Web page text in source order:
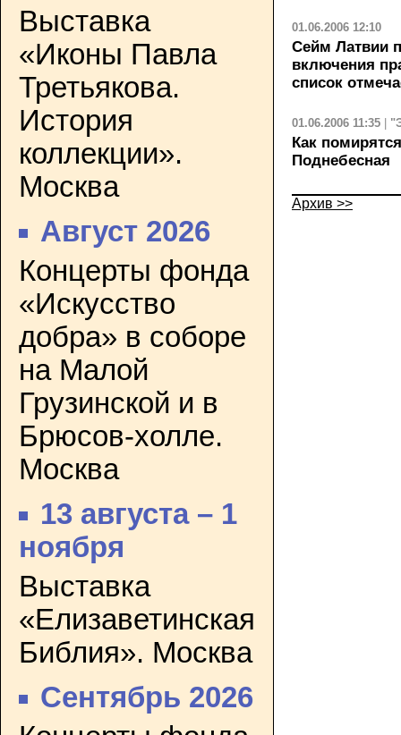
Выставка
«Иконы Павла
Третьякова.
История
коллекции».
Москва
Август 2026
Концерты фонда
«Искусство
добра» в соборе
на Малой
Грузинской и в
Брюсов-холле.
Москва
13 августа – 1
ноября
Выставка
«Елизаветинская
Библия». Москва
Сентябрь 2026
01.06.2006 12:10
Сейм Латвии
включения
список
01.06.2006 11:35
Как
Поднебесная
Архив >>